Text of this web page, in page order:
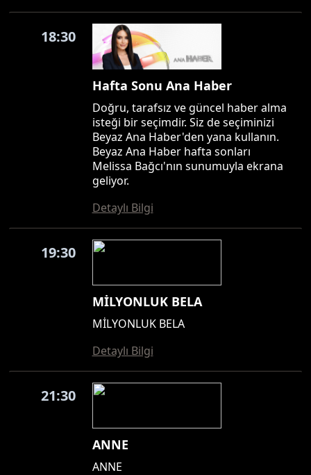
18:30
Hafta Sonu Ana Haber
Doğru, tarafsız ve güncel haber alma
isteği bir seçimdir. Siz de seçiminizi
Beyaz Ana Haber'den yana kullanın.
Beyaz Ana Haber hafta sonları
Melissa Bağcı'nın sunumuyla ekrana
geliyor.
Detaylı Bilgi
19:30
MİLYONLUK BELA
MİLYONLUK BELA
Detaylı Bilgi
21:30
ANNE
ANNE